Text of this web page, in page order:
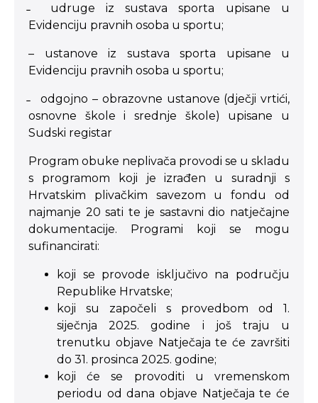
̵ udruge iz sustava sporta upisane u
Evidenciju pravnih osoba u sportu;
– ustanove iz sustava sporta upisane u
Evidenciju pravnih osoba u sportu;
̵ odgojno – obrazovne ustanove (dječji vrtići,
osnovne škole i srednje škole) upisane u
Sudski registar
Program obuke neplivača provodi se u skladu
s programom koji je izrađen u suradnji s
Hrvatskim plivačkim savezom u fondu od
najmanje 20 sati te je sastavni dio natječajne
dokumentacije. Programi koji se mogu
sufinancirati:
koji se provode isključivo na području
Republike Hrvatske;
koji su započeli s provedbom od 1.
siječnja 2025. godine i još traju u
trenutku objave Natječaja te će završiti
do 31. prosinca 2025. godine;
koji će se provoditi u vremenskom
periodu od dana objave Natječaja te će